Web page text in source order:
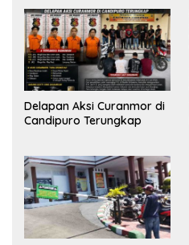
Delapan Aksi Curanmor di
Candipuro Terungkap